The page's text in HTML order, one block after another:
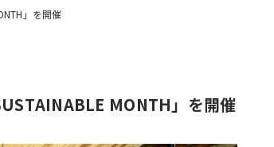
MONTH」を開催
」を開催